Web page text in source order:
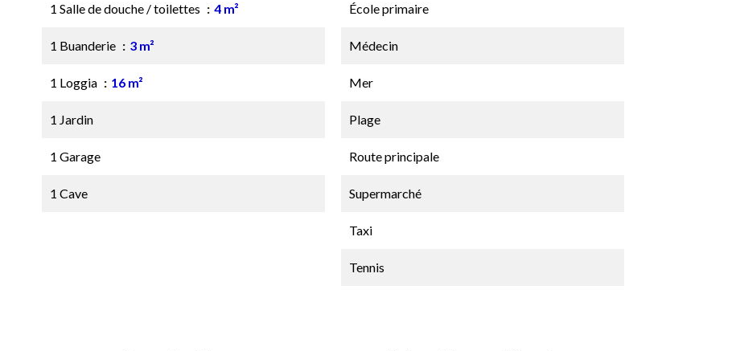
1 Salle de douche / toilettes 4 m²
1 Buanderie 3 m²
1 Loggia 16 m²
1 Jardin
1 Garage
1 Cave
École primaire
Médecin
Mer
Plage
Route principale
Supermarché
Taxi
Tennis